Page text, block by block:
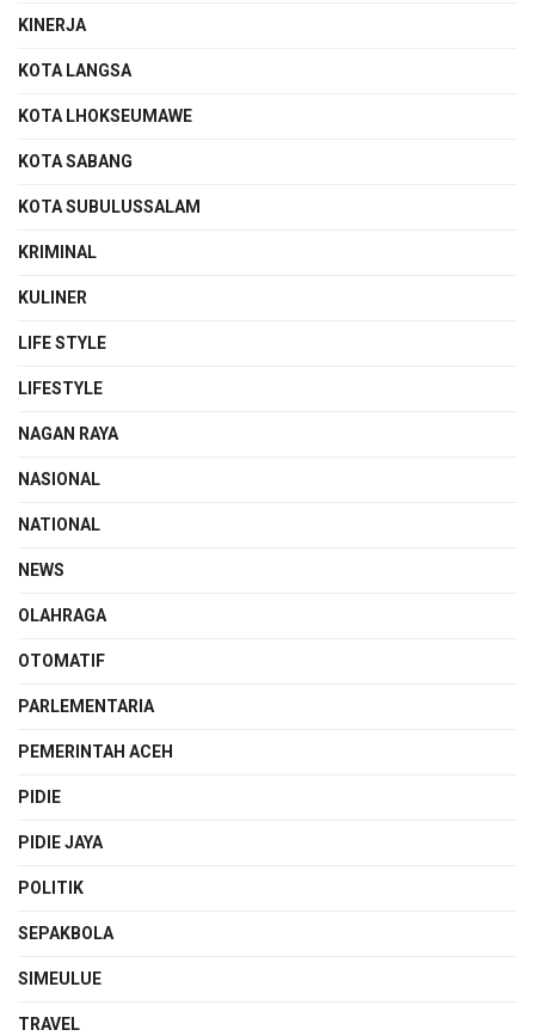
KINERJA
KOTA LANGSA
KOTA LHOKSEUMAWE
KOTA SABANG
KOTA SUBULUSSALAM
KRIMINAL
KULINER
LIFE STYLE
LIFESTYLE
NAGAN RAYA
NASIONAL
NATIONAL
NEWS
OLAHRAGA
OTOMATIF
PARLEMENTARIA
PEMERINTAH ACEH
PIDIE
PIDIE JAYA
POLITIK
SEPAKBOLA
SIMEULUE
TRAVEL